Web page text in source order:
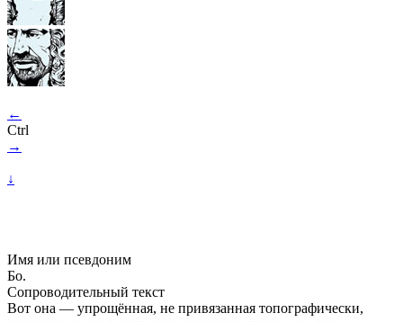
←
Ctrl
→
↓
Имя или псевдоним
Бо.
Сопроводительный текст
Вот она — упрощённая, не привязанная топографически,